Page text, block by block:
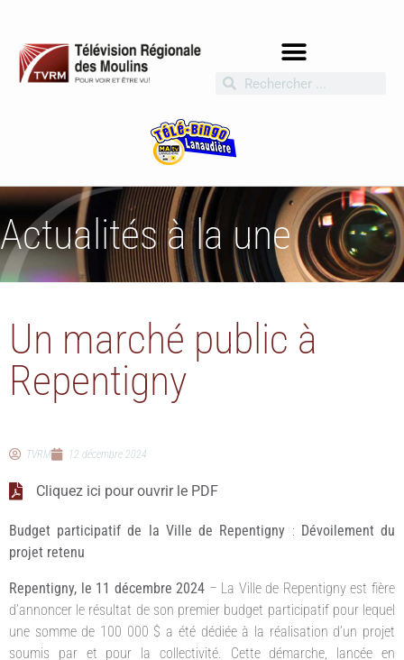
Actualités à la une
Un marché public à
Repentigny
TVRM 12 décembre 2024
Cliquez ici pour ouvrir le PDF
Budget participatif de la Ville de Repentigny : Dévoilement du
projet retenu
Repentigny, le 11 décembre 2024 – La Ville de Repentigny est fière
d’annoncer le résultat de son premier budget participatif pour lequel
une somme de 100 000 $ a été dédiée à la réalisation d’un projet
soumis par et pour la collectivité. Cette démarche, lancée en